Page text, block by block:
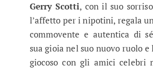
Gerry Scotti, con il suo
l’affetto per i nipotini, regala
commovente e autentica di
sua gioia nel suo nuovo ruolo e
giocoso con gli amici celebri